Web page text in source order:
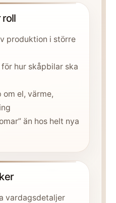
roll
produktion i större
hur skåpbilar ska
el, värme,
än hos helt nya
vardagsdetaljer